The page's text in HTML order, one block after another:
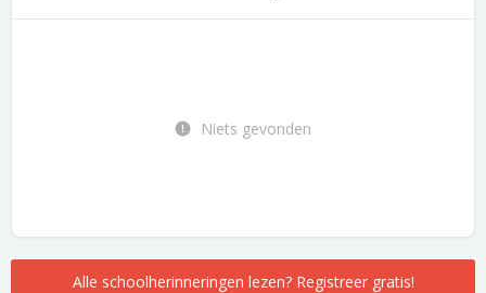
Niets gevonden
Alle schoolherinneringen lezen? Registreer gratis!